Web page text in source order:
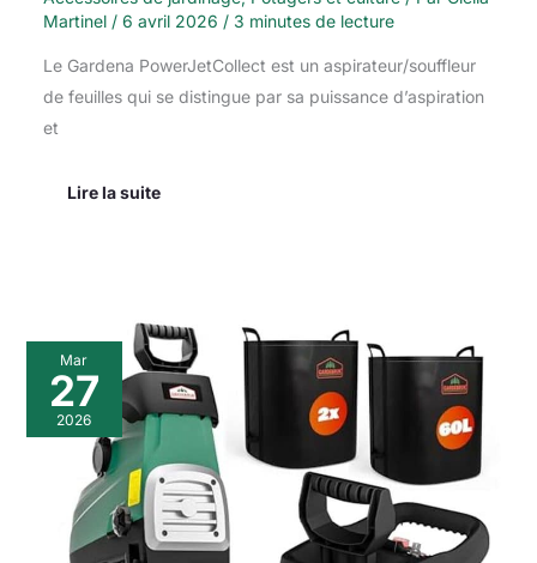
Martinel / 6 avril 2026 / 3 minutes de lecture
Le Gardena PowerJetCollect est un aspirateur/souffleur
de feuilles qui se distingue par sa puissance d’aspiration
et
Lire la suite
Mar
27
2026
Test
:
broyeur
végétaux
Gardebruk
3100
W